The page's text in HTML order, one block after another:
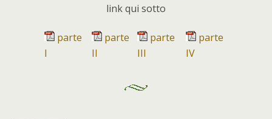
link qui sotto
parte
I
parte
II
parte
III
parte
IV